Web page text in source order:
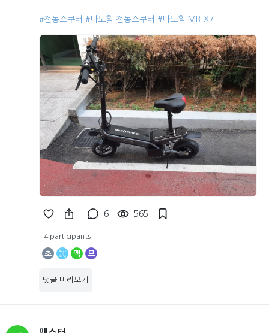
#전동스쿠터 #나노휠 전동스쿠터 #나노휠 MB-X7
6 565
4 participants
초 맥 므
댓글 미리보기